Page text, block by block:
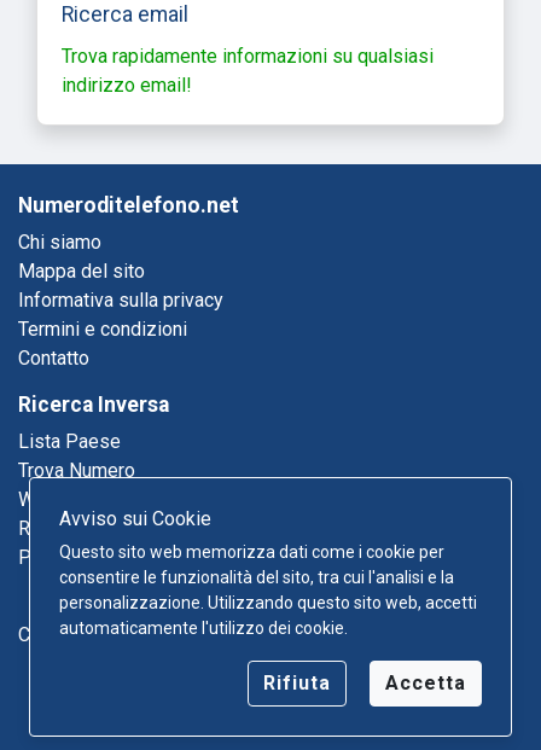
Ricerca email
Trova rapidamente informazioni su qualsiasi
indirizzo email!
Avviso sui Cookie
Questo sito web memorizza dati come i cookie per
consentire le funzionalità del sito, tra cui l'analisi e la
personalizzazione. Utilizzando questo sito web, accetti
automaticamente l'utilizzo dei cookie.
Rifiuta Accetta
Numeroditelefono.net
Chi siamo
Mappa del sito
Informativa sulla privacy
Termini e condizioni
Contatto
Ricerca Inversa
Lista Paese
Trova Numero
Who Called Me
Ricerca Email
Pagine Gialle
Contatto
Copyright © 2026 Numeroditelefono.net - Tutti i diritti